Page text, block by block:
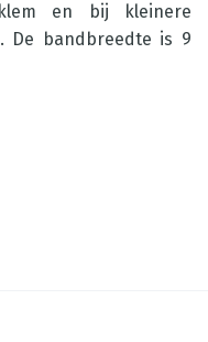
en bij kleinere
De bandbreedte is 9